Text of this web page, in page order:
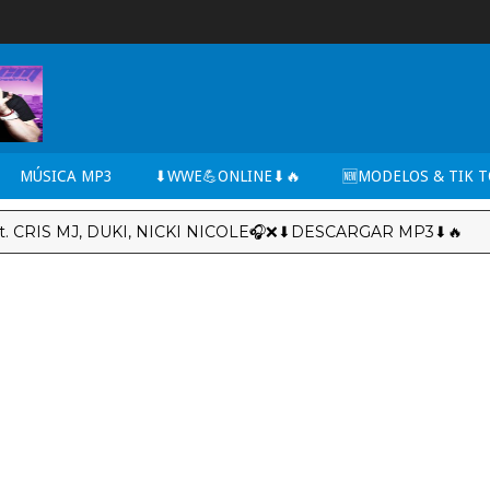
MÚSICA MP3 ⬇WWE💪ONLINE⬇🔥 🆕MODELOS & TIK
DUKI, NICKI NICOLE🎧❌⬇DESCARGAR MP3⬇🔥